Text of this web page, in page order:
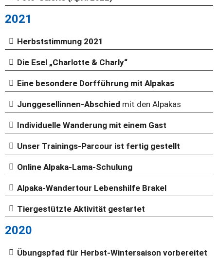
2021
Herbststimmung 2021
Die Esel „Charlotte & Charly“
Eine besondere Dorfführung mit Alpakas
Junggesellinnen-Abschied mit den Alpakas
Individuelle Wanderung mit einem Gast
Unser Trainings-Parcour ist fertig gestellt
Online Alpaka-Lama-Schulung
Alpaka-Wandertour Lebenshilfe Brakel
Tiergestützte Aktivität gestartet
2020
Übungspfad für Herbst-Wintersaison vorbereitet